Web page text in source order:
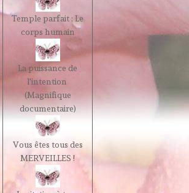
Temple parfait : Le
corps humain
La puissance de
l'intention
(Magnifique
documentaire)
Vous êtes tous des
MERVEILLES !